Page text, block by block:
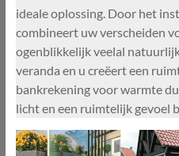
ideale oplossing. Door het
combineert uw verscheiden
ogenblikkelijk veelal
veranda en u creëert een
bankrekening voor warmte
licht en een ruimtelijk gevoel